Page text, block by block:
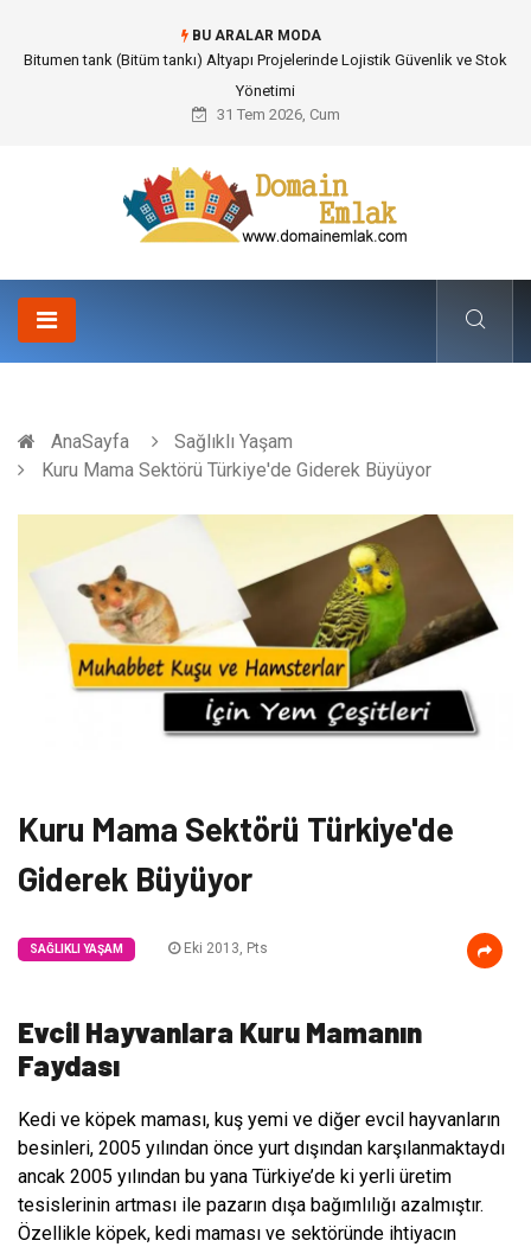
BU ARALAR MODA
Güvenilir Chip Satışı: Kesintisiz Poker Deneyimi İçin Profesyonel Destek
31 Tem 2026, Cum
AnaSayfa
Sağlıklı Yaşam
Kuru Mama Sektörü Türkiye'de Giderek Büyüyor
Kuru Mama Sektörü Türkiye'de
Giderek Büyüyor
SAĞLIKLI YAŞAM Eki 2013, Pts
Evcil Hayvanlara Kuru Mamanın
Faydası
Kedi ve köpek maması, kuş yemi ve diğer evcil hayvanların
besinleri, 2005 yılından önce yurt dışından karşılanmaktaydı
ancak 2005 yılından bu yana Türkiye’de ki yerli üretim
tesislerinin artması ile pazarın dışa bağımlılığı azalmıştır.
Özellikle köpek, kedi maması ve sektöründe ihtiyacın